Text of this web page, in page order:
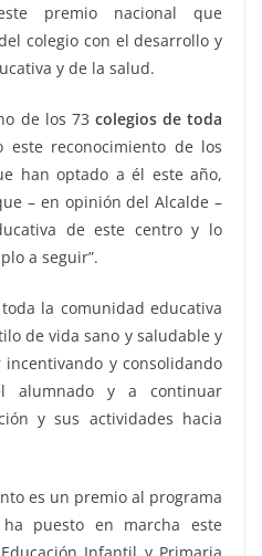
premio nacional que
colegio con el desarrollo y
y de la salud.
de los 73 colegios de toda
este reconocimiento de los
han optado a él este año,
– en opinión del Alcalde –
de este centro y lo
a seguir”.
la comunidad educativa
de vida sano y saludable y
y consolidando
alumnado y a continuar
y sus actividades hacia
es un premio al programa
puesto en marcha este